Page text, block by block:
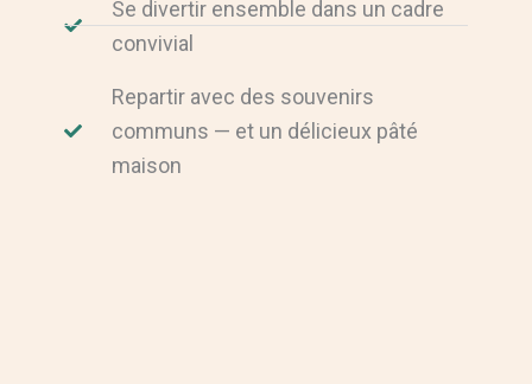
Se divertir ensemble dans un cadre
convivial
Repartir avec des souvenirs
communs — et un délicieux pâté
maison